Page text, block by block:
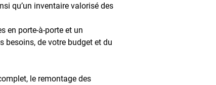
qu’un inventaire valorisé des
en porte-à-porte et un
besoins, de votre budget et du
le remontage des